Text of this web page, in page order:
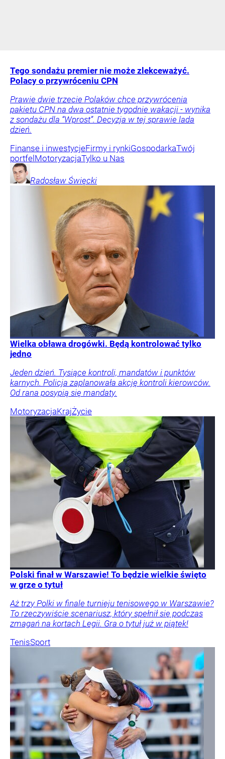
Tego sondażu premier nie może zlekceważyć.
Polacy o przywróceniu CPN
Prawie dwie trzecie Polaków chce przywrócenia
pakietu CPN na dwa ostatnie tygodnie wakacji - wynika
z sondażu dla “Wprost”. Decyzja w tej sprawie lada
dzień.
Finanse i inwestycjeFirmy i rynkiGospodarkaTwój
portfelMotoryzacjaTylko u Nas
Radosław Święcki
Wielka obława drogówki. Będą kontrolować tylko
jedno
Jeden dzień. Tysiące kontroli, mandatów i punktów
karnych. Policja zaplanowała akcję kontroli kierowców.
Od rana posypią się mandaty.
MotoryzacjaKrajŻycie
Polski finał w Warszawie! To będzie wielkie święto
w grze o tytuł
Aż trzy Polki w finale turnieju tenisowego w Warszawie?
To rzeczywiście scenariusz, który spełnił się podczas
zmagań na kortach Legii. Gra o tytuł już w piątek!
TenisSport